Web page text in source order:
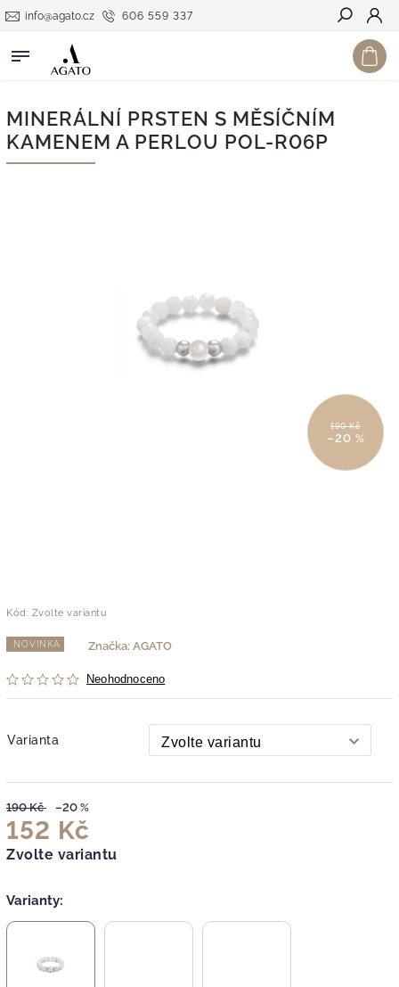
606 559 337
info@agato.cz
Hledat
MINERÁLNÍ PRSTEN S MĚSÍČNÍM
KAMENEM A PERLOU POL-R06P
190 Kč
–20 %
Kód: Zvolte variantu
NOVINKA
Neohodnoceno
Značka: AGATO
Varianta
190 Kč –20 %
152 Kč
Zvolte variantu
Varianty: